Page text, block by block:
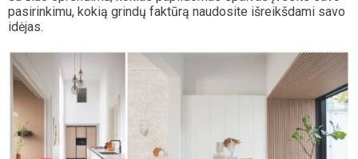
pasirinkimu, kokią grindų faktūrą naudosite išreikšdami savo
idėjas.